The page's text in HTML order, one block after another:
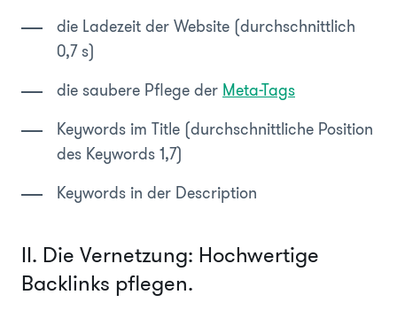
die Ladezeit der Website (durchschnittlich
0,7 s)
die saubere Pflege der Meta-Tags
Keywords im Title (durchschnittliche Position
des Keywords 1,7)
Keywords in der Description
II. Die Vernetzung: Hochwertige
Backlinks pflegen.